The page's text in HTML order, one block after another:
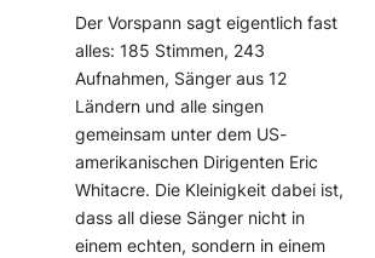
Der Vorspann sagt eigentlich fast
alles: 185 Stimmen, 243
Aufnahmen, Sänger aus 12
Ländern und alle singen
gemeinsam unter dem US-
amerikanischen Dirigenten Eric
Whitacre. Die Kleinigkeit dabei ist,
dass all diese Sänger nicht in
einem echten, sondern in einem